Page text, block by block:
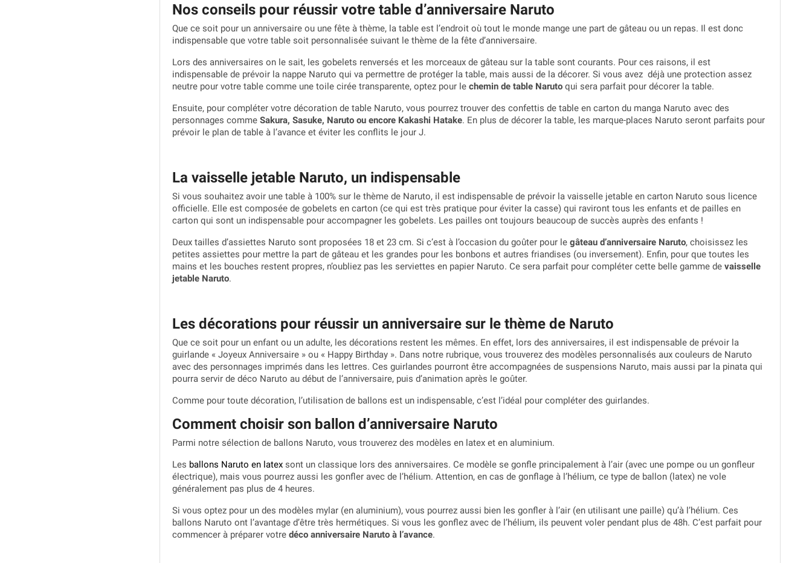
Nos conseils pour réussir votre table d’anniversaire Naruto
Que ce soit pour un anniversaire ou une fête à thème, la table est l’endroit où tout le monde mange une part de gâteau ou un repas. Il est donc
indispensable que votre table soit personnalisée suivant le thème de la fête d’anniversaire.
Lors des anniversaires on le sait, les gobelets renversés et les morceaux de gâteau sur la table sont courants. Pour ces raisons, il est
indispensable de prévoir la nappe Naruto qui va permettre de protéger la table, mais aussi de la décorer. Si vous avez déjà une protection assez
neutre pour votre table comme une toile cirée transparente, optez pour le chemin de table Narutoqui sera parfait pour décorer la table.
Ensuite, pour compléter votre décoration de table Naruto, vous pourrez trouver des confettis de table en carton du manga Naruto avec des
personnages comme Sakura, Sasuke, Naruto ou encore Kakashi Hatake. En plus de décorer la table, les marque-places Naruto seront parfaits pour
prévoir le plan de table à l’avance et éviter les conflits le jour J.
La vaisselle jetable Naruto, un indispensable
Si vous souhaitez avoir une table à 100% sur le thème de Naruto, il est indispensable de prévoir la vaisselle jetable en carton Naruto sous licence
officielle. Elle est composée de gobelets en carton (ce qui est très pratique pour éviter la casse) qui raviront tous les enfants et de pailles en
carton qui sont un indispensable pour accompagner les gobelets. Les pailles ont toujours beaucoup de succès auprès des enfants !
Deux tailles d’assiettes Naruto sont proposées 18 et 23 cm. Si c’est à l’occasion du goûter pour le gâteau d’anniversaire Naruto, choisissez les
petites assiettes pour mettre la part de gâteau et les grandes pour les bonbons et autres friandises (ou inversement). Enfin, pour que toutes les
mains et les bouches restent propres, n’oubliez pas les serviettes en papier Naruto. Ce sera parfait pour compléter cette belle gamme devaisselle
jetable Naruto.
Les décorations pour réussir un anniversaire sur le thème de Naruto
Que ce soit pour un enfant ou un adulte, les décorations restent les mêmes. En effet, lors des anniversaires, il est indispensable de prévoir la
guirlande « Joyeux Anniversaire » ou « Happy Birthday ». Dans notre rubrique, vous trouverez des modèles personnalisés aux couleurs de Naruto
avec des personnages imprimés dans les lettres. Ces guirlandes pourront être accompagnées de suspensions Naruto, mais aussi par la pinata qui
pourra servir de déco Naruto au début de l’anniversaire, puis d’animation après le goûter.
Comme pour toute décoration, l’utilisation de ballons est un indispensable, c’est l’idéal pour compléter des guirlandes.
Comment choisir son ballon d’anniversaire Naruto
Parmi notre sélection de ballons Naruto, vous trouverez des modèles en latex et en aluminium.
Les ballons Naruto en latexsont un classique lors des anniversaires. Ce modèle se gonfle principalement à l’air (avec une pompe ou un gonfleur
électrique), mais vous pourrez aussi les gonfler avec de l’hélium. Attention, en cas de gonflage à l’hélium, ce type de ballon (latex) ne vole
généralement pas plus de 4 heures.
Si vous optez pour un des modèles mylar (en aluminium), vous pourrez aussi bien les gonfler à l’air (en utilisant une paille) qu’à l’hélium. Ces
ballons Naruto ont l’avantage d’être très hermétiques. Si vous les gonflez avec de l’hélium, ils peuvent voler pendant plus de 48h. C’est parfait pour
commencer à préparer votre déco anniversaire Naruto à l’avance.